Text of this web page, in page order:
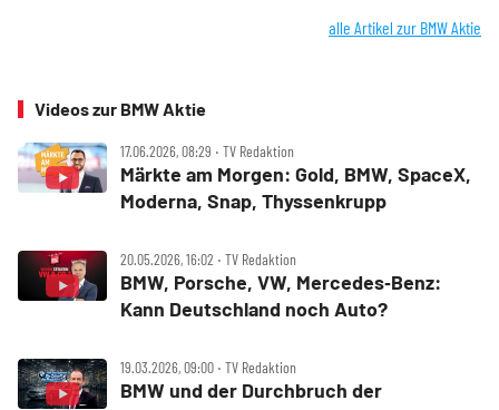
alle Artikel zur BMW Aktie
Videos zur BMW Aktie
17.06.2026, 08:29 ‧ TV Redaktion
Märkte am Morgen: Gold, BMW, SpaceX,
Moderna, Snap, Thyssenkrupp
20.05.2026, 16:02 ‧ TV Redaktion
BMW, Porsche, VW, Mercedes‑Benz:
Kann Deutschland noch Auto?
19.03.2026, 09:00 ‧ TV Redaktion
BMW und der Durchbruch der